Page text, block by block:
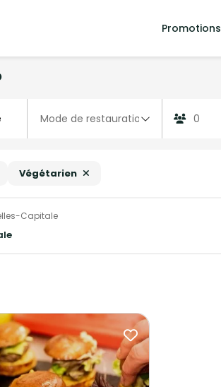
Promotions
Végétarien
Capitale